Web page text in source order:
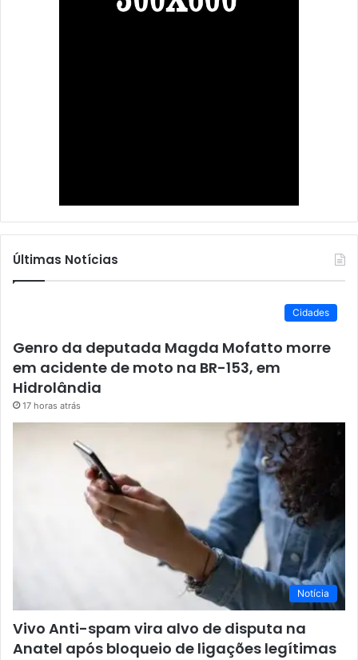
Últimas Notícias
Cidades
Genro da deputada Magda Mofatto morre
em acidente de moto na BR-153, em
Hidrolândia
17 horas atrás
Notícia
Vivo Anti-spam vira alvo de disputa na
Anatel após bloqueio de ligações legítimas